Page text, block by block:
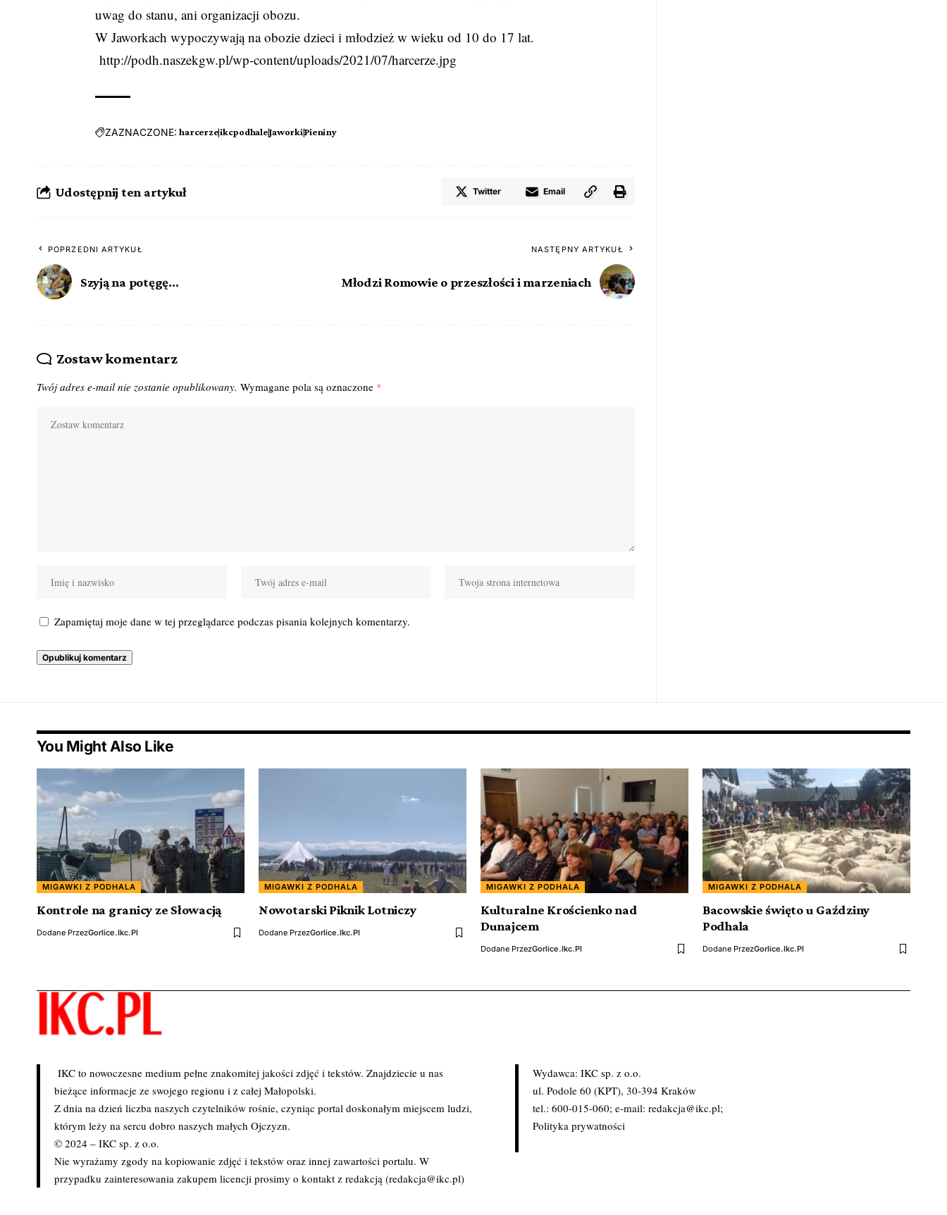
uwag do stanu, ani organizacji obozu.
W Jaworkach wypoczywają na obozie dzieci i młodzież w wieku od 10 do 17 lat.
http://podh.naszekgw.pl/wp-content/uploads/2021/07/harcerze.jpg
ZAZNACZONE: harcerze|ikcpodhale|Jaworki|Pieniny
Udostępnij ten artykuł Twitter Email
POPRZEDNI ARTYKUŁ
Szyją na potęgę…
NASTĘPNY ARTYKUŁ
Młodzi Romowie o przeszłości i marzeniach
Zostaw komentarz
Twój adres e-mail nie zostanie opublikowany. Wymagane pola są oznaczone *
Zapamiętaj moje dane w tej przeglądarce podczas pisania kolejnych komentarzy.
You Might Also Like
MIGAWKI Z PODHALA
Kontrole na granicy ze Słowacją
Dodane PrzezGorlice.ikc.pl
MIGAWKI Z PODHALA
Nowotarski Piknik Lotniczy
Dodane PrzezGorlice.ikc.pl
MIGAWKI Z PODHALA
Kulturalne Krościenko nad
Dunajcem
Dodane PrzezGorlice.ikc.pl
MIGAWKI Z PODHALA
Bacowskie święto u Gaździny
Podhala
Dodane PrzezGorlice.ikc.pl
IKC to nowoczesne medium pełne znakomitej jakości zdjęć i tekstów. Znajdziecie u nas
bieżące informacje ze swojego regionu i z całej Małopolski.
Z dnia na dzień liczba naszych czytelników rośnie, czyniąc portal doskonałym miejscem ludzi,
którym leży na sercu dobro naszych małych Ojczyzn.
© 2024 – IKC sp. z o.o.
Nie wyrażamy zgody na kopiowanie zdjęć i tekstów oraz innej zawartości portalu. W
przypadku zainteresowania zakupem licencji prosimy o kontakt z redakcją (redakcja@ikc.pl)
Wydawca: IKC sp. z o.o.
ul. Podole 60 (KPT), 30-394 Kraków
tel.: 600-015-060; e-mail:redakcja@ikc.pl;
Polityka prywatności